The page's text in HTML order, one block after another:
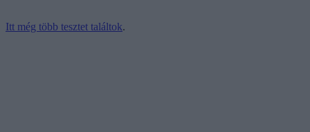
Itt még több tesztet találtok.